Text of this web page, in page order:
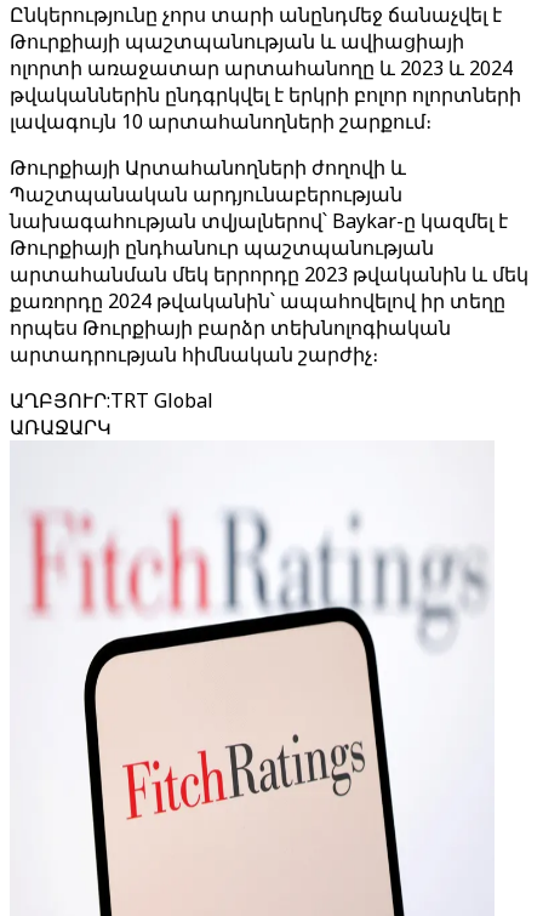
Ընկերությունը չորս տարի անընդմեջ ճանաչվել է
Թուրքիայի պաշտպանության և ավիացիայի
ոլորտի առաջատար արտահանողը և 2023 և 2024
թվականներին ընդգրկվել է երկրի բոլոր ոլորտների
լավագույն 10 արտահանողների շարքում։
Թուրքիայի Արտահանողների ժողովի և
Պաշտպանական արդյունաբերության
նախագահության տվյալներով՝ Baykar-ը կազմել է
Թուրքիայի ընդհանուր պաշտպանության
արտահանման մեկ երրորդը 2023 թվականին և մեկ
քառորդը 2024 թվականին՝ ապահովելով իր տեղը
որպես Թուրքիայի բարձր տեխնոլոգիական
արտադրության հիմնական շարժիչ։
ԱՂԲՅՈՒՐ:TRT Global
ԱՌԱՋԱՐԿ